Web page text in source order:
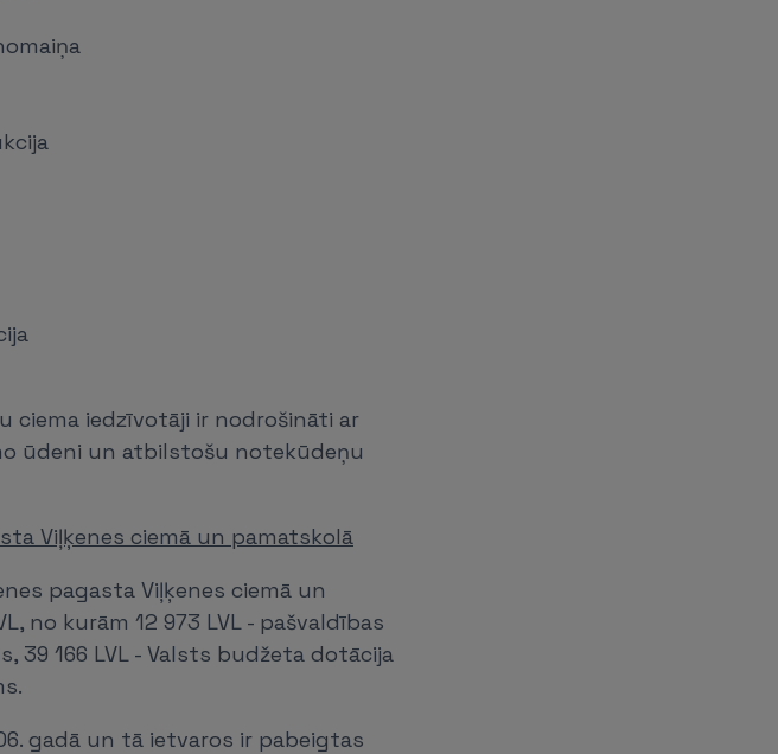
ciema iedzīvotāji ir nodrošināti ar
ūdeni un atbilstošu notekūdeņu
Viļķenes ciemā un pamatskolā
pagasta Viļķenes ciemā un
no kurām 12 973 LVL - pašvaldības
39 166 LVL - Valsts budžeta dotācija
gadā un tā ietvaros ir pabeigtas